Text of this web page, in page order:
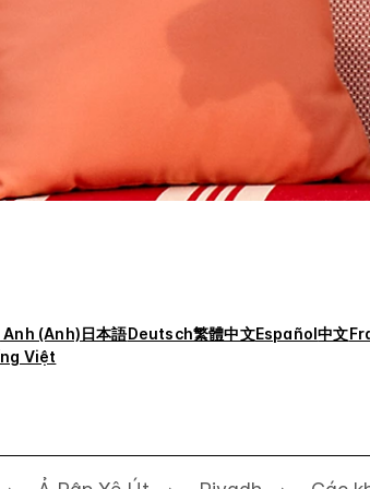
(Anh)日本語Deutsch繁體中文Español中文
Việt